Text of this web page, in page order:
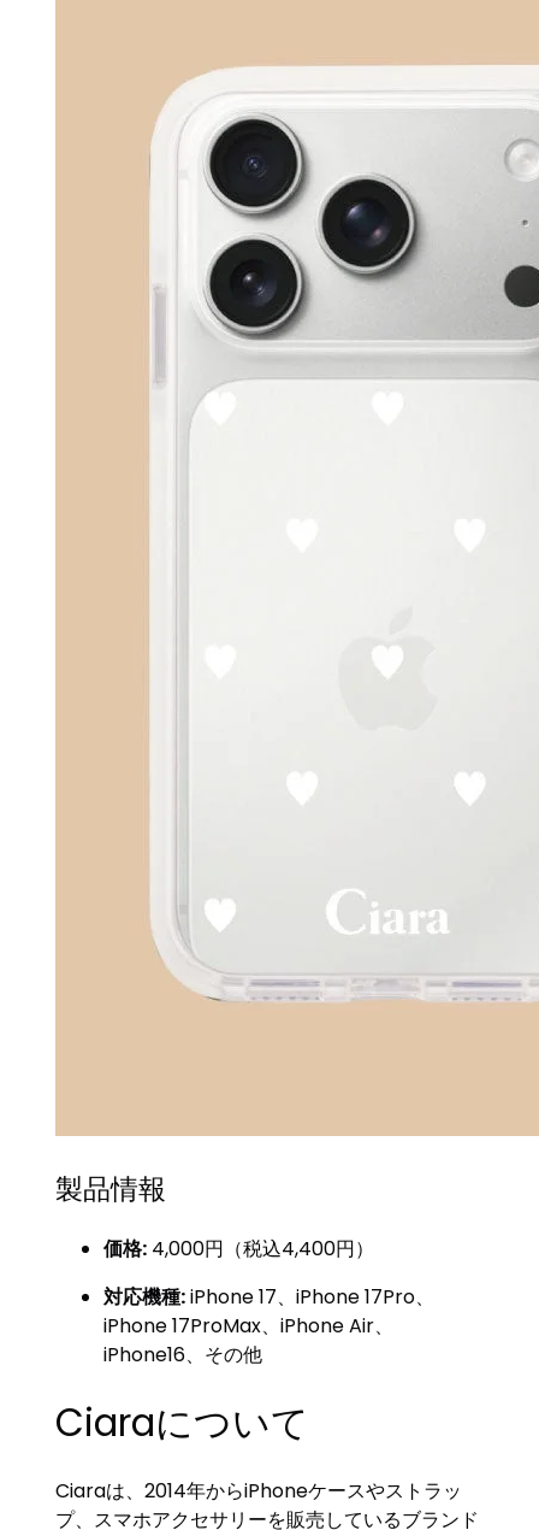
製品情報
価格: 4,000円（税込4,400円）
対応機種:iPhone 17、iPhone 17Pro、
iPhone 17ProMax、iPhone Air、
iPhone16、その他
Ciaraについて
Ciaraは、2014年からiPhoneケースやストラッ
プ、スマホアクセサリーを販売しているブランド